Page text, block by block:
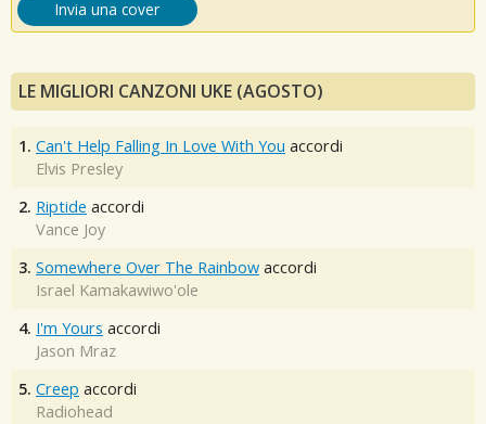
Invia una cover
LE MIGLIORI CANZONI UKE (AGOSTO)
1. Can't Help Falling In Love With You accordi
Elvis Presley
2. Riptide accordi
Vance Joy
3. Somewhere Over The Rainbow accordi
Israel Kamakawiwo'ole
4. I'm Yours accordi
Jason Mraz
5. Creep accordi
Radiohead